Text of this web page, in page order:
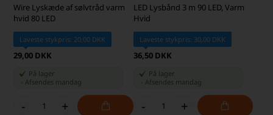
Wire Lyskæde af sølvtråd varm
hvid 80 LED
Laveste stykpris: 20,00 DKK
29,00 DKK
På lager
Afsendes mandag
- +
LED Lysbånd 3 m 90 LED, Varm
Hvid
Laveste stykpris: 30,00 DKK
36,50 DKK
På lager
Afsendes mandag
- +